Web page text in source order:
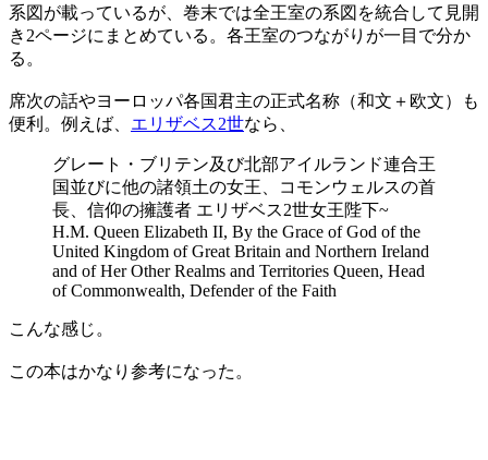
系図が載っているが、巻末では全王室の系図を統合して見開
き2ページにまとめている。各王室のつながりが一目で分か
る。
席次の話やヨーロッパ各国君主の正式名称（和文＋欧文）も
便利。例えば、 エリザベス2世なら、
グレート・ブリテン及び北部アイルランド連合王
国並びに他の諸領土の女王、コモンウェルスの首
長、信仰の擁護者 エリザベス2世女王陛下~
H.M. Queen Elizabeth II, By the Grace of God of the
United Kingdom of Great Britain and Northern Ireland
and of Her Other Realms and Territories Queen, Head
of Commonwealth, Defender of the Faith
こんな感じ。
この本はかなり参考になった。